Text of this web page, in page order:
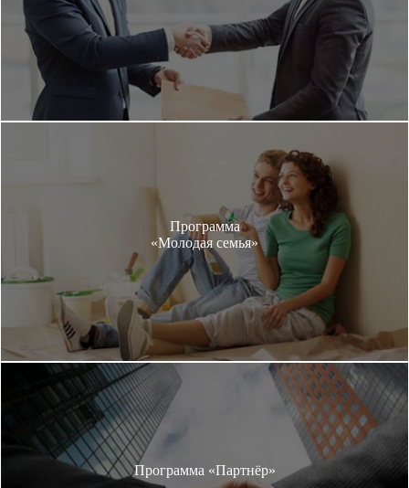
Программа
«Молодая семья»
Программа «Партнёр»